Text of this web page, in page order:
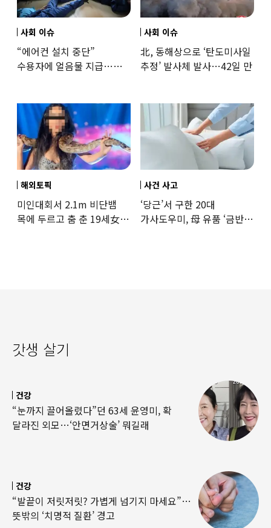
사회 이슈
“에어컨 설치 중단”
수용자에 얼음물 지급…
사회 이슈
北, 동해상으로 ‘탄도미사일
추정’ 발사체 발사…42일 만
해외토픽
미인대회서 2.1m 비단뱀
목에 두르고 춤 춘 19세女
사건 사고
‘당근’서 구한 20대
가사도우미, 母 유품 ‘금반지
갓생 살기
건강
“눈까지 끌어올렸다”던 63세 윤영미, 확
달라진 외모…‘안면거상술’ 뭐길래
건강
“발끝이 저릿저릿? 가볍게 넘기지 마세요”…
뜻밖의 ‘치명적 질환’ 경고